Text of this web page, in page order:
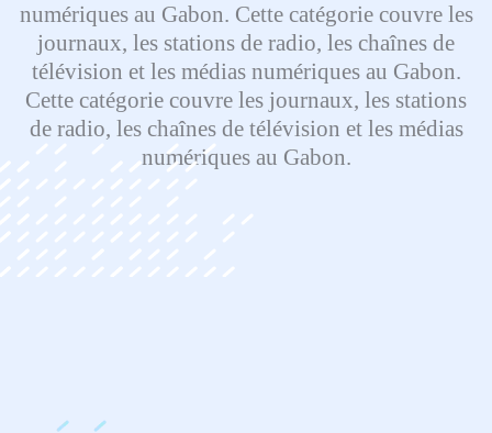
numériques au Gabon. Cette catégorie couvre les
journaux, les stations de radio, les chaînes de
télévision et les médias numériques au Gabon.
Cette catégorie couvre les journaux, les stations
de radio, les chaînes de télévision et les médias
numériques au Gabon.